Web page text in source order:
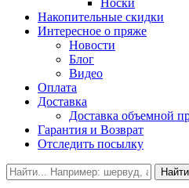
Носки
Накопительные скидки
Интересное о пряже
Новости
Блог
Видео
Оплата
Доставка
Доставка объемной
Гарантия и Возврат
Отследить посылку
Найти